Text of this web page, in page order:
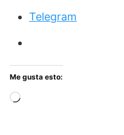
Telegram
Me gusta esto:
Cargando...